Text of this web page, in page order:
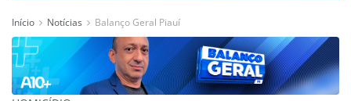
Início Notícias Balanço Geral Piauí